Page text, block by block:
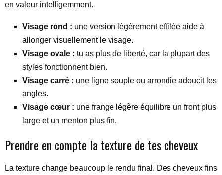
en valeur intelligemment.
Visage rond : une version légèrement effilée aide à
allonger visuellement le visage.
Visage ovale : tu as plus de liberté, car la plupart des
styles fonctionnent bien.
Visage carré : une ligne souple ou arrondie adoucit les
angles.
Visage cœur : une frange légère équilibre un front plus
large et un menton plus fin.
Prendre en compte la texture de tes cheveux
La texture change beaucoup le rendu final. Des cheveux fins